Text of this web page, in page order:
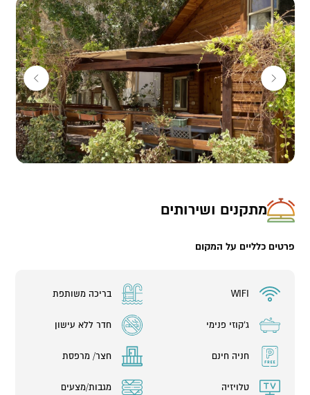
להנאתכם, בכל בקתה יש גם משחקים כמו- שש בש, קלפים, שחמט,
טאקי וספרי קריאה שאפשר לקחת גם הביתה.
במתחם:2 בקתות משפחתיות (עד 6 אורחים)
מתקנים ושירותים
פרטים כלליים על המקום
WIFI בריכה משותפת
ג'קוזי פנימי חדר ללא עישון
חניה חינם חצר/ מרפסת
טלויזיה מגבות/מצעים